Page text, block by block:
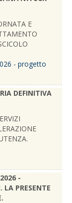
E
- progetto
DEFINITIVA
-
LA PRESENTE